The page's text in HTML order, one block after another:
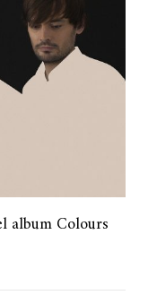
album Colours